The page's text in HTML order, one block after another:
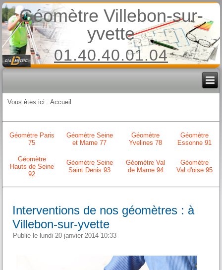
Géomètre Villebon-sur-
yvette
01.40.40.01.04
Vous êtes ici :Accueil
Géomètre Paris
75
Géomètre Seine
et Marne 77
Géomètre
Yvelines 78
Géomètre
Essonne 91
Géomètre
Hauts de Seine
92
Géomètre Seine
Saint Denis 93
Géomètre Val
de Marne 94
Géomètre
Val d'oise 95
Interventions de nos géomètres : à
Villebon-sur-yvette
Publié le lundi 20 janvier 2014 10:33